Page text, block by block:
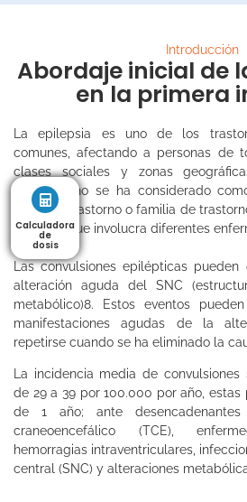
Introducción
Abordaje inicial de
en la primera
La epilepsia es uno de los
comunes, afectando a personas de
clases sociales y zonas
epilepsia no se ha considerado
como un trastorno o familia de
el hecho que involucra diferentes
Las convulsiones epilépticas
alteración aguda del SNC
metabólico)8. Estos eventos
manifestaciones agudas de la
repetirse cuando se ha eliminado la
La incidencia media de
de 29 a 39 por 100.000 por año, estas
de 1 año; ante
craneoencefálico (TCE),
hemorragias intraventriculares,
central (SNC) y alteraciones
Calculadora
de
dosis
Calculadora
de
dosis